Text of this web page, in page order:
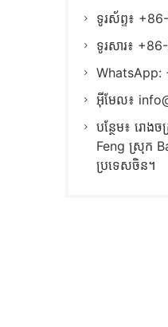
ទូរស័ព្ទ៖
ទូរសារ៖
WhatsApp:
អ៊ីមែល៖
បន្ថែម៖ រោង
Feng ស្រុក
ប្រទេសចិន។